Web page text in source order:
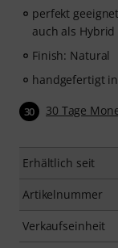
perfekt
auch als
Finish: Natural
handgefertigt
30 30 Tage
Erhältlich seit
Artikelnummer
Verkaufseinheit